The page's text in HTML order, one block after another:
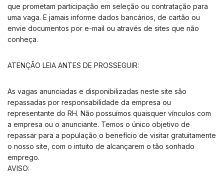
que prometam participação em seleção ou contratação para
uma vaga. E jamais informe dados bancários, de cartão ou
envie documentos por e-mail ou através de sites que não
conheça.
ATENÇÃO LEIA ANTES DE PROSSEGUIR:
As vagas anunciadas e disponibilizadas neste site são
repassadas por responsabilidade da empresa ou
representante do RH. Não possuímos quaisquer vínculos com
a empresa ou o anunciante. Temos o único objetivo de
repassar para a população o benefício de visitar gratuitamente
o nosso site, com o intuito de alcançarem o tão sonhado
emprego.
AVISO: